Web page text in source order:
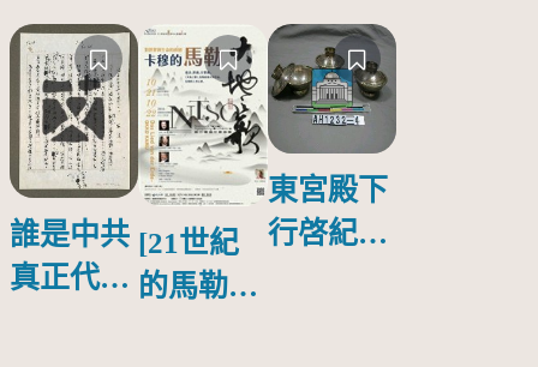
誰是中共
真正代言
[21世紀
的馬勒、
東宮殿下
行啓紀念